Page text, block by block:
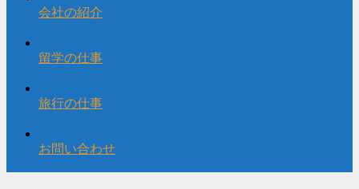
会社の紹介
留学の仕事
旅行の仕事
お問い合わせ